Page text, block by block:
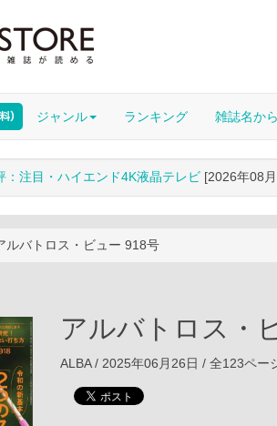
ジャンル ランキング 雑誌名か
：注目・ハイエンド4K液晶テレビ [2026年08
ルバトロス・ビュー 918号
アルバトロス・
ALBA / 2025年06月26日 / 全123ペー